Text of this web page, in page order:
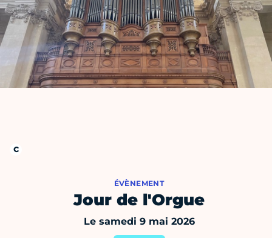
ÉVÈNEMENT
Jour de l'Orgue
Le samedi 9 mai 2026